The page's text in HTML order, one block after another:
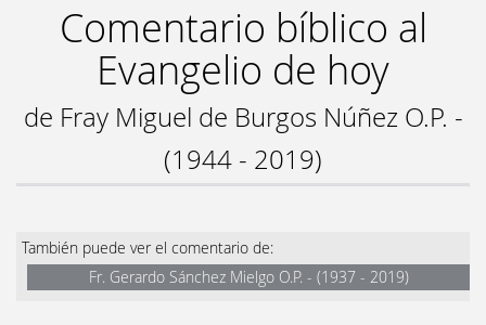
Comentario bíblico al
Evangelio de hoy
de Fray Miguel de Burgos Núñez O.P. -
(1944 - 2019)
También puede ver el comentario de:
Fr. Gerardo Sánchez Mielgo O.P. - (1937 - 2019)